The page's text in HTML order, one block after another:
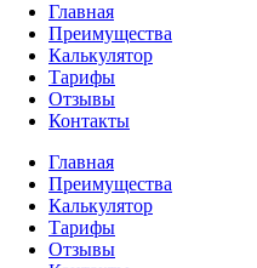
Главная
Преимущества
Калькулятор
Тарифы
Отзывы
Контакты
Главная
Преимущества
Калькулятор
Тарифы
Отзывы